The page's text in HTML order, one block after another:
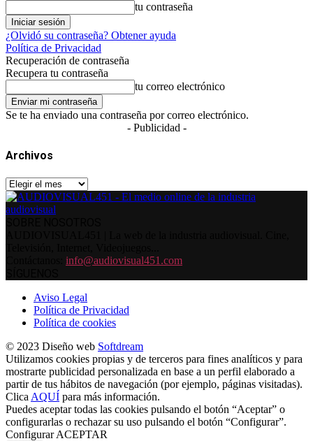
tu contraseña
¿Olvidó su contraseña? Obtener ayuda
Política de Privacidad
Recuperación de contraseña
Recupera tu contraseña
tu correo electrónico
Se te ha enviado una contraseña por correo electrónico.
- Publicidad -
Archivos
Archivos
info@audiovisual451.com
Aviso Legal
Política de Privacidad
Política de cookies
© 2023 Diseño web Softdream
Utilizamos cookies propias y de terceros para fines analíticos y para
mostrarte publicidad personalizada en base a un perfil elaborado a
partir de tus hábitos de navegación (por ejemplo, páginas visitadas).
Clica AQUÍ para más información.
Puedes aceptar todas las cookies pulsando el botón “Aceptar” o
configurarlas o rechazar su uso pulsando el botón “Configurar”.
Configurar ACEPTAR